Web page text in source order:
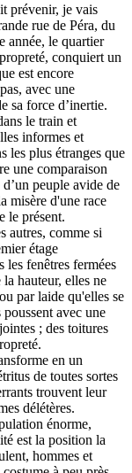
prévenir, je vais
rue de Péra, du
année, le quartier
conquiert un
est encore
avec une
sa force d’inertie.
le train et
informes et
les plus étranges que
une comparaison
peuple avide de
misère d'une race
le présent.
autres, comme si
étage
les fenêtres fermées
hauteur, elles ne
par laide qu'elles se
avec une
; des toitures
en un
de toutes sortes
trouvent leur
délétères.
énorme,
est la position la
hommes et